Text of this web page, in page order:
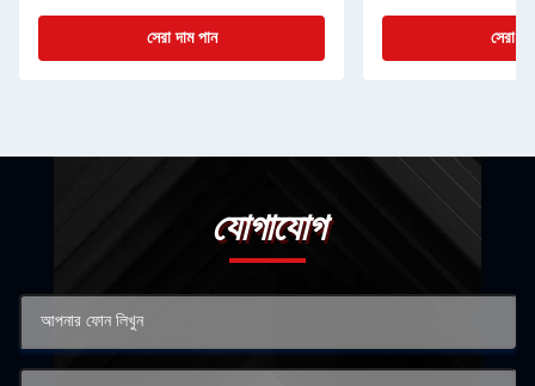
সেরা দাম পান সেরা
যোগাযোগ